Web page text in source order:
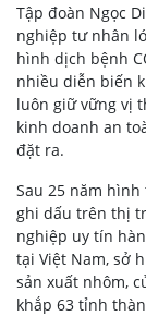
Tập đoàn Ngọc
nghiệp tư nhân
hình dịch bệnh
nhiều diễn biến
luôn giữ vững vị
kinh doanh an
đặt ra.
Sau 25 năm
ghi dấu trên thị
nghiệp uy tín
tại Việt Nam, sở
sản xuất nhôm,
khắp 63 tỉnh